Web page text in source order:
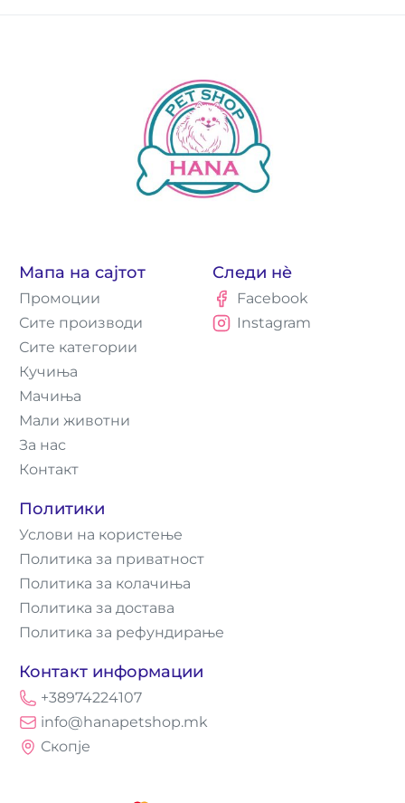
Мапа на сајтот
Промоции
Сите производи
Сите категории
Кучиња
Мачиња
Мали животни
За нас
Контакт
Политики
Услови на користење
Политика за приватност
Политика за колачиња
Политика за достава
Политика за рефундирање
Контакт информации
+38974224107
info@hanapetshop.mk
Скопје
Следи нè
Facebook
Instagram